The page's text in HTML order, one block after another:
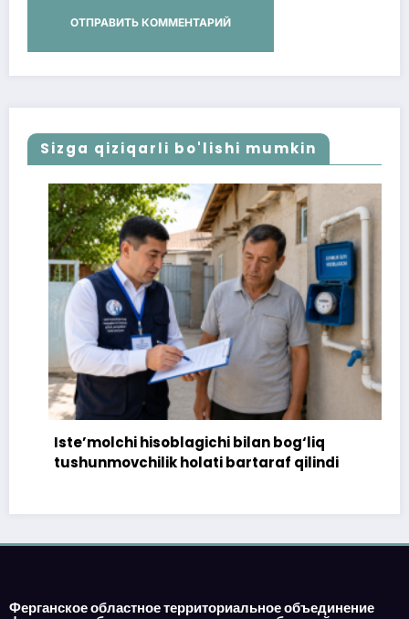
Sizga qiziqarli bo'lishi mumkin
Iste’molchi hisoblagichi bilan bog‘liq
tushunmovchilik holati bartaraf qilindi
Ферганское областное территориальное объединение